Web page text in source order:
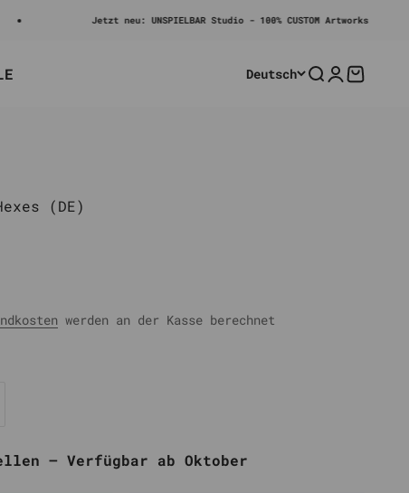
Jetzt neu: UNSPIELBAR Studio - 100% CUSTOM Artworks
Deutsch SucheAnmelden
(DE)
Preis
werden an der Kasse berechnet
– Verfügbar ab Oktober